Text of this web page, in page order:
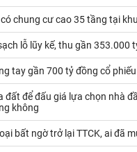
chung cư cao 35 tầng tại
lỗ lũy kế, thu gần 353.000
tay gần 700 tỷ đồng cổ phiếu
đất để đấu giá lựa chọn nhà
không
bất ngờ trở lại TTCK, ai đã